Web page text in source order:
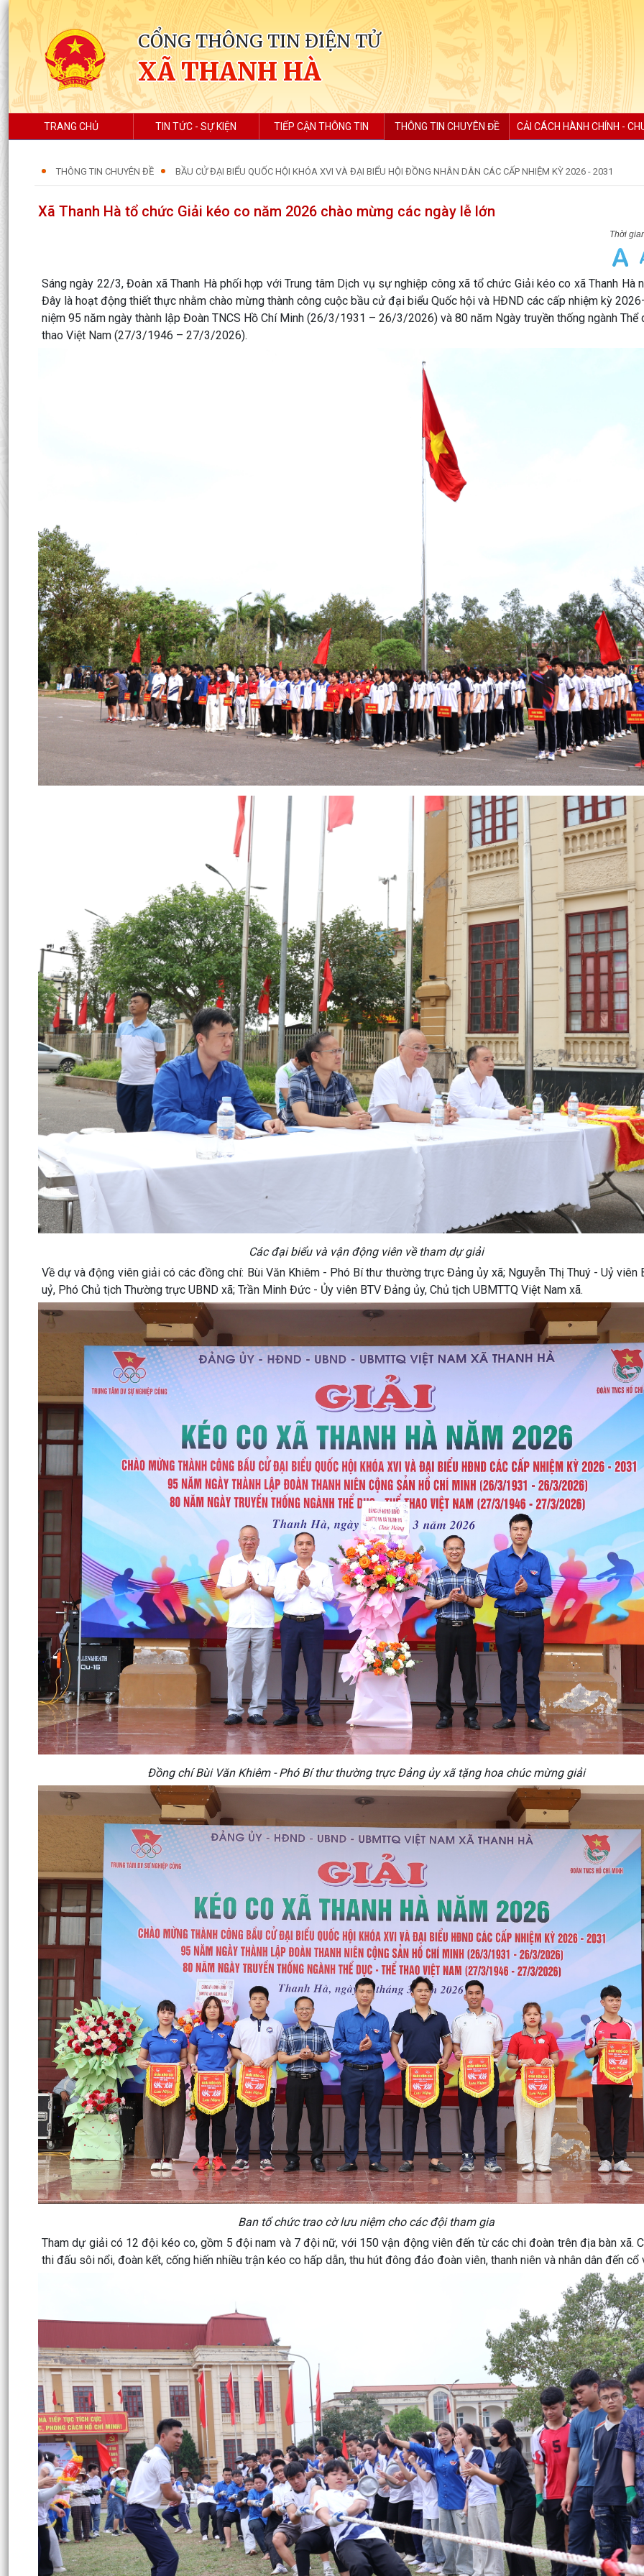
CỔNG THÔNG TIN ĐIỆN TỬ
XÃ THANH HÀ
TRANG CHỦ TIN TỨC - SỰ KIỆN TIẾP CẬN THÔNG TIN THÔNG TIN CHUYÊN ĐỀ CẢI CÁCH HÀNH CHÍNH -
THÔNG TIN CHUYÊN ĐỀ BẦU CỬ ĐẠI BIỂU QUỐC HỘI KHÓA XVI VÀ ĐẠI BIỂU HỘI ĐỒNG NHÂN DÂN CÁC CẤP NHIỆM KỲ 2026 - 2031
Xã Thanh Hà tổ chức Giải kéo co năm 2026 chào mừng các ngày lễ lớn
Sáng ngày 22/3, Đoàn xã Thanh Hà phối hợp với Trung tâm Dịch vụ sự nghiệp công xã tổ chức Giải kéo co xã Thanh Hà
Đây là hoạt động thiết thực nhằm chào mừng thành công cuộc bầu cử đại biểu Quốc hội và HĐND các cấp nhiệm kỳ
niệm 95 năm ngày thành lập Đoàn TNCS Hồ Chí Minh (26/3/1931 – 26/3/2026) và 80 năm Ngày truyền thống ngành Thể
thao Việt Nam (27/3/1946 – 27/3/2026).
Các đại biểu và vận động viên về tham dự giải
Về dự và động viên giải có các đồng chí: Bùi Văn Khiêm - Phó Bí thư thường trực Đảng ủy xã; Nguyễn Thị Thuý - Uỷ viên
uỷ, Phó Chủ tịch Thường trực UBND xã; Trần Minh Đức - Ủy viên BTV Đảng ủy, Chủ tịch UBMTTQ Việt Nam xã.
Đồng chí Bùi Văn Khiêm - Phó Bí thư thường trực Đảng ủy xã tặng hoa chúc mừng giải
Ban tổ chức trao cờ lưu niệm cho các đội tham gia
Tham dự giải có 12 đội kéo co, gồm 5 đội nam và 7 đội nữ, với 150 vận động viên đến từ các chi đoàn trên địa bàn xã.
thi đấu sôi nổi, đoàn kết, cống hiến nhiều trận kéo co hấp dẫn, thu hút đông đảo đoàn viên, thanh niên và nhân dân đến cổ